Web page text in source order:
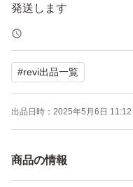
発送します
箱をそのままご希望の
ご了承ください
他のREVI 商品とまと
なります。
品一覧
#revi出品一覧
出品日時： 2025年5月6日 11:12
商品の情報